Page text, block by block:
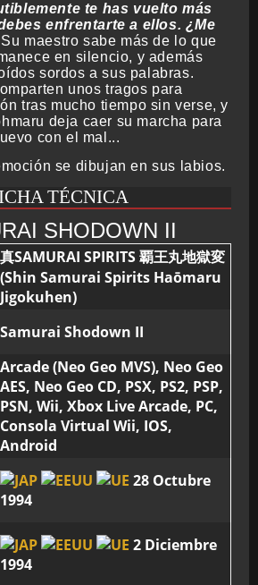
te has vuelto más
enfrentarte a ellos. ¿Me
Su maestro sabe más de lo que
en silencio, y además
sordos a sus palabras.
unos tragos para
tras mucho tiempo sin verse, y
deja caer su marcha para
con el mal...
se dibujan en sus labios.
TÉCNICA
SHODOWN II
真SAMURAI SPIRITS 覇王丸地獄変
(Shin Samurai Spirits Haōmaru
Jigokuhen)
Samurai Shodown II
Arcade (Neo Geo MVS), Neo Geo
AES, Neo Geo CD, PSX, PS2, PSP,
PSN, Wii, Xbox Live Arcade, PC,
Consola Virtual Wii, IOS,
Android
28 Octubre
1994
2 Diciembre
1994